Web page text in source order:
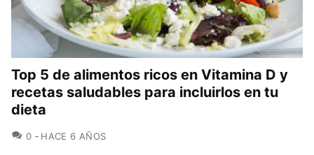
Top 5 de alimentos ricos en Vitamina D y
recetas saludables para incluirlos en tu
dieta
0 COMENTARIOS
HACE 6 AÑOS